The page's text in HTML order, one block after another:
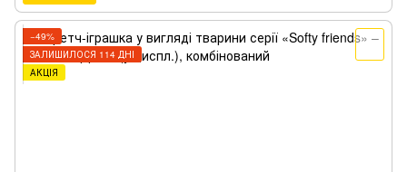
−49%
ЗАЛИШИЛОСЯ 114 ДНІ
АКЦІЯ